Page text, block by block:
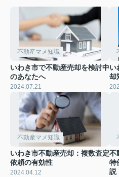
不動産マメ知識
いわき市で不動産売却を検討中
のあなたへ
2024.07.21
い
却
不動産マメ知識
いわき市不動産売却：複数査定
依頼の有効性
2024.04.12
不
特
説